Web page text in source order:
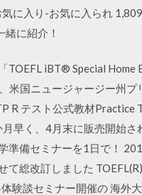
に入り-お気に入られ
に紹介！
iBT® Special
米国ニュージャージー州
R テスト公式教材Practice
早く、4月末に販売開始
準備セミナーを1日で！
総改訂しました
談セミナー開催の 海外